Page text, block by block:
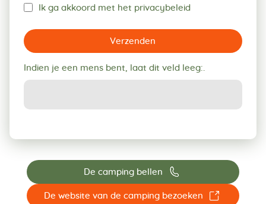
Ik ga akkoord met het privacybeleid
Verzenden
Indien je een mens bent, laat dit veld leeg:.
De camping bellen 📞
De website van de camping bezoeken ☐